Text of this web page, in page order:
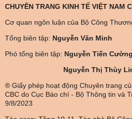
CHUYÊN TRANG KINH TẾ VIỆT NAM
Cơ quan ngôn luận của Bộ Công
Tổng biên tập: Nguyễn Văn Minh
Phó tổng biên tập: Nguyễn Tiến Cường
Nguyễn Thị Thùy
® Giấy phép hoạt động Chuyên trang
CBC do Cục Báo chí - Bộ Thông tin và
9/8/2023